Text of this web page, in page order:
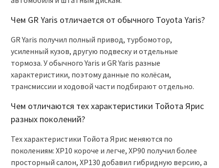
Чем GR Yaris отличается от обычного Toyota Yaris?
GR Yaris получил полный привод, турбомотор,
усиленный кузов, другую подвеску и отдельные
тормоза. У обычного Yaris и GR Yaris разные
характеристики, поэтому данные по колёсам,
трансмиссии и ходовой части подбирают отдельно.
Чем отличаются тех характеристики Тойота Ярис
разных поколений?
Тех характеристики Тойота Ярис меняются по
поколениям: XP10 короче и легче, XP90 получил более
просторный салон, XP130 добавил гибридную версию, а